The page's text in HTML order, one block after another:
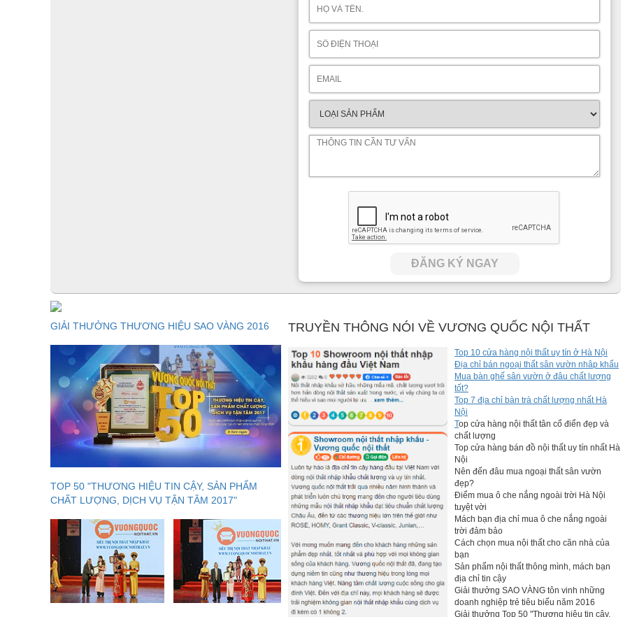
Bàn họcBB8602với giá sách gọn gàng phía trên, phía dưới là tủ đồ gắn liền bàn học với nhiều ngăn kéo tiện dụng cho bé để các
tài liệu, sách vở, vật dụng chưa cần dùng đến. Bàn học góc giúp tiết kiệm diện tích tối đa phòng cho bé. Chỗ ngồi học gọn gàng
xinh xắn và tiện dụng tạo nên sự đam mê học tập cho con trẻ và bé cũng rất tự hào khi có một không gian học thật đáng yêu.
Sản phẩm bàn học kết hợp giá sách sẽ giúp không gian học tập, vui chơi của bé được hoàn thiện hơn.
ĐĂNG KÝ NGAY
GIẢI THƯỞNG THƯƠNG HIỆU SAO VÀNG 2016
TOP 50 "THƯƠNG HIỆU TIN CẬY, SẢN PHẨM
CHẤT LƯỢNG, DỊCH VỤ TẬN TÂM 2017"
TRUYỀN THÔNG NÓI VỀ VƯƠNG QUỐC NỘI THẤT
Top 10 cửa hàng nội thất uy tín ở Hà Nội
Địa chỉ bán ngoại thất sân vườn nhâp khẩu
Mua bàn ghế sân vườn ở đâu chất lượng
tốt?
Top 7 địa chỉ bàn trà chất lượng nhất Hà
Nội
Top cửa hàng nội thất tân cổ điển đẹp và
chất lượng
Top cửa hàng bán đồ nội thất uy tín nhất Hà
Nội
Nên đến đâu mua ngoại thất sân vườn
đẹp?
Điểm mua ô che nắng ngoài trời Hà Nội
tuyệt vời
Mách bạn địa chỉ mua ô che nắng ngoài
trời đảm bảo
Cách chọn mua nội thất cho căn nhà của
bạn
Sản phẩm nội thất thông mình, mách bạn
địa chỉ tin cậy
Giải thưởng SAO VÀNG tôn vinh những
doanh nghiệp trẻ tiêu biểu năm 2016
Giải thưởng Top 50 "Thương hiệu tin cậy,